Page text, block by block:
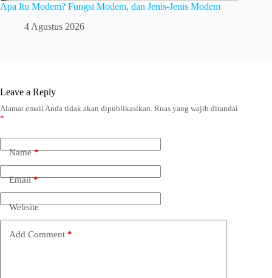
Apa Itu Modem? Fungsi Modem, dan Jenis-Jenis Modem
4 Agustus 2026
Leave a Reply
Alamat email Anda tidak akan dipublikasikan. Ruas yang wajib ditandai
*
Name*
Email*
Website
Add Comment *